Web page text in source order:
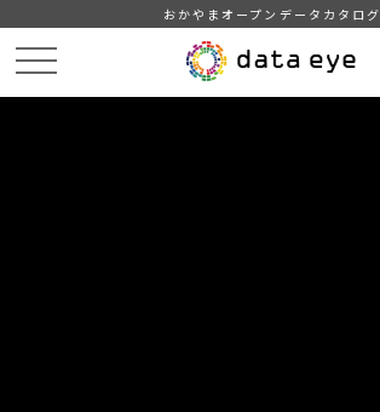
おかやまオープンデータカタログ